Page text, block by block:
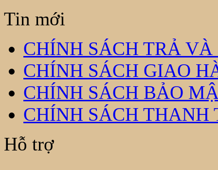
Tin mới
CHÍNH SÁCH TRẢ
CHÍNH SÁCH GIAO
CHÍNH SÁCH BẢO
CHÍNH SÁCH THANH
Hỗ trợ